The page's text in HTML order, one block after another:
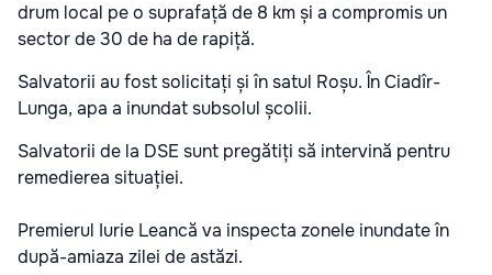
drum local pe o suprafață de 8 km și a compromis un
sector de 30 de ha de rapiță.
Salvatorii au fost solicitați și în satul Roșu. În Ciadîr-
Lunga, apa a inundat subsolul școlii.
Salvatorii de la DSE sunt pregătiți să intervină pentru
remedierea situației.
Premierul Iurie Leancă va inspecta zonele inundate în
după-amiaza zilei de astăzi.